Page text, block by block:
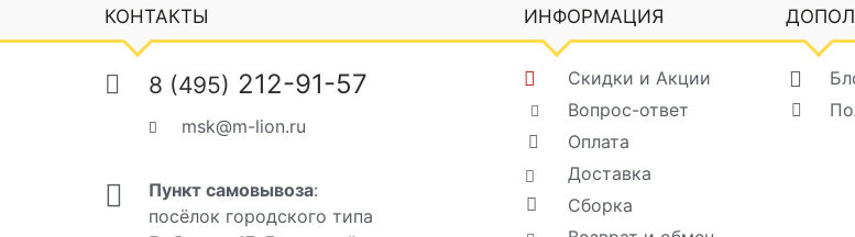
КОНТАКТЫ
8 (495) 212-91-57
msk@m-lion.ru
Пункт самовывоза:
посёлок городского типа
ИНФОРМАЦИЯ
Скидки и Акции
Вопрос-ответ
Оплата
Доставка
Сборка